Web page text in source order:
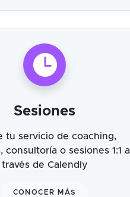
Sesiones
tu servicio de coaching,
consultoría o sesiones 1:1 a
través de Calendly
CONOCER MÁS